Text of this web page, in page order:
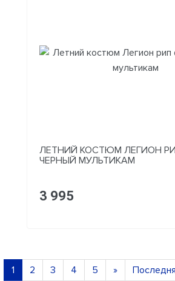
ЛЕТНИЙ КОСТЮМ ЛЕГИОН
ЧЕРНЫЙ МУЛЬТИКАМ
3 995
1 2 3 4 5 »